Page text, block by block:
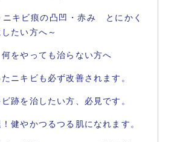
ニキビ痕の凸凹・赤み とにかく
たい方へ～
をやっても治らない方へ
ニキビも必ず改善されます。
跡を治したい方、必見です。
健やかつるつる肌になれます。